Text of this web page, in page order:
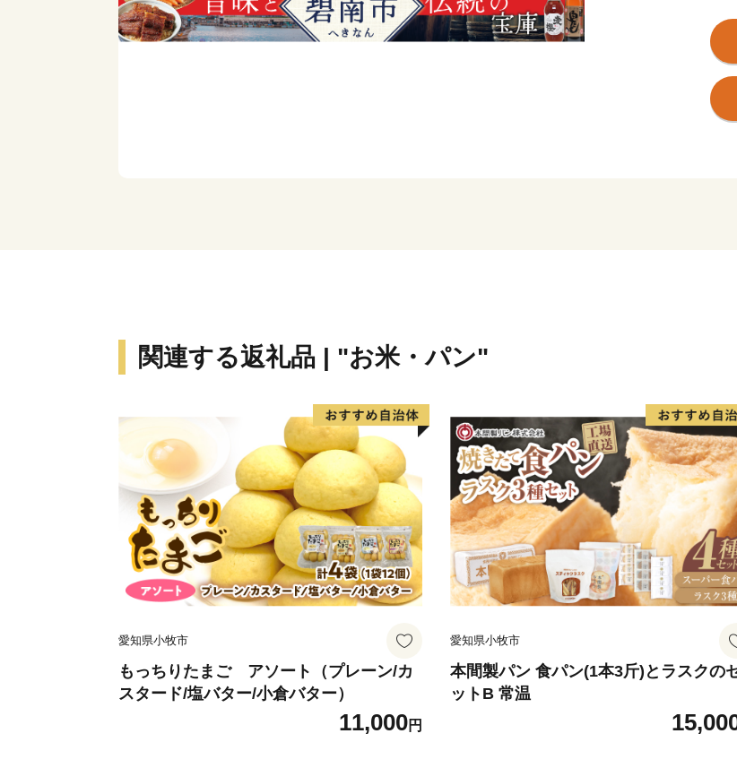
らには商業、農
関連する返礼品 | "お米・パン"
愛知県小牧市
もっちりたまご アソート（プレーン/カ
スタード/塩バター/小倉バター）
11,000円
愛知県小牧市
本間製パン 食パン(1本3斤)とラスクの
ットB 常温